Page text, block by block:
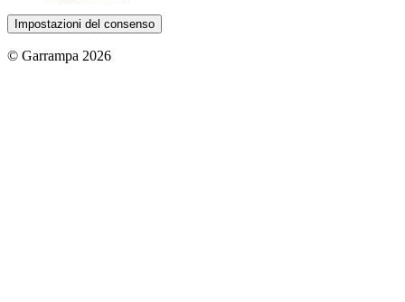
Impostazioni del consenso
© Garrampa 2026